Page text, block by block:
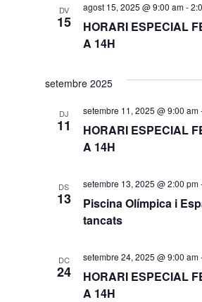
DV
15
HORARI ESPECIAL
A 14H
agost 15, 2025 @ 9:00 am-
setembre 2025
DJ
11
HORARI ESPECIAL
A 14H
setembre 11, 2025 @ 9:00 am
DS
13
Piscina Olímpica i
tancats
setembre 13, 2025 @ 2:00 pm
DC
24
HORARI ESPECIAL
A 14H
setembre 24, 2025 @ 9:00 am